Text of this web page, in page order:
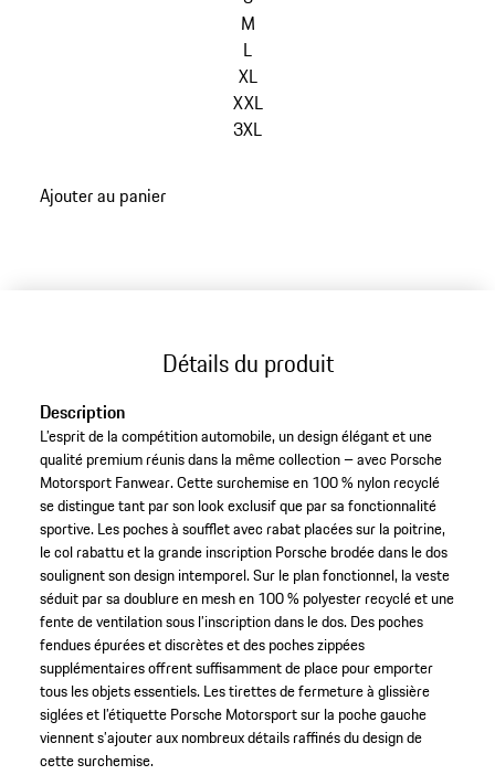
M
L
XL
XXL
3XL
aux
Ajouter au panier
Détails du produit
Description
L’esprit de la compétition automobile, un design élégant et une
qualité premium réunis dans la même collection – avec Porsche
Motorsport Fanwear. Cette surchemise en 100 % nylon recyclé
se distingue tant par son look exclusif que par sa fonctionnalité
sportive. Les poches à soufflet avec rabat placées sur la poitrine,
le col rabattu et la grande inscription Porsche brodée dans le dos
soulignent son design intemporel. Sur le plan fonctionnel, la veste
séduit par sa doublure en mesh en 100 % polyester recyclé et une
fente de ventilation sous l’inscription dans le dos. Des poches
fendues épurées et discrètes et des poches zippées
supplémentaires offrent suffisamment de place pour emporter
tous les objets essentiels. Les tirettes de fermeture à glissière
siglées et l’étiquette Porsche Motorsport sur la poche gauche
viennent s’ajouter aux nombreux détails raffinés du design de
cette surchemise.